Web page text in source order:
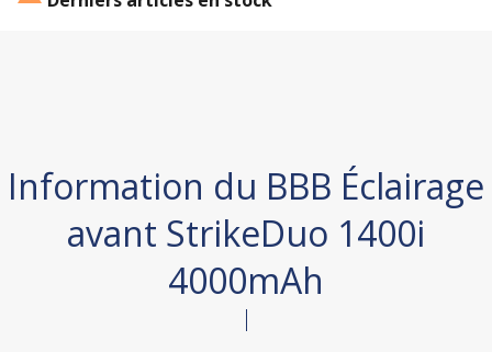
Information du BBB Éclairage
avant StrikeDuo 1400i
4000mAh